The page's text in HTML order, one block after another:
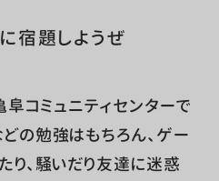
宿題しようぜ
コミュニティセンターで
の勉強はもちろん、ゲー
り、騒いだり友達に迷惑